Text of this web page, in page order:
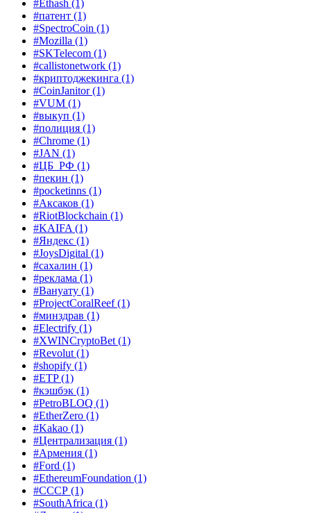
#Ethash (1)
#патент (1)
#SpectroCoin (1)
#Mozilla (1)
#SKTelecom (1)
#callistonetwork (1)
#криптоджекинга (1)
#CoinJanitor(1)
#VUM (1)
#выкуп (1)
#полиция (1)
#Chrome (1)
#JAN (1)
#ЦБ_РФ (1)
#пекин (1)
#pocketinns (1)
#Аксаков (1)
#RiotBlockchain (1)
#KAIFA (1)
#Яндекс (1)
#JoysDigital (1)
#сахалин (1)
#рекламa (1)
#Вануату (1)
#ProjectCoralReef(1)
#минздрав (1)
#Electrify (1)
#XWINCryptoBet (1)
#Revolut (1)
#shopify (1)
#ETP(1)
#кэшбэк (1)
#PetroBLOQ (1)
#EtherZero (1)
#Kakao (1)
#Централизация (1)
#Армения (1)
#Ford (1)
#EthereumFoundation (1)
#СССР (1)
#SouthAfrica (1)